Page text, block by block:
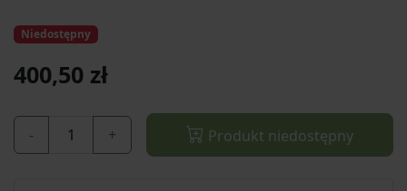
Niedostępny
400,50 zł
- + Produkt niedostępny